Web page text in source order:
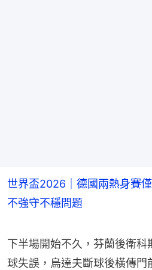
世界盃2026｜德國兩熱身賽
不強守不穩問題
下半場開始不久，芬蘭後衛
球失誤，烏達夫斷球後橫傳門